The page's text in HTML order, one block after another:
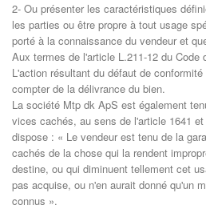
2- Ou présenter les caractéristiques
les parties ou être propre à tout usage
porté à la connaissance du vendeur et
Aux termes de l'article L.211-12 du Code
L'action résultant du défaut de
compter de la délivrance du bien.
La société Mtp dk ApS est également
vices cachés, au sens de l'article 1641
dispose : « Le vendeur est tenu de la
cachés de la chose qui la rendent
destine, ou qui diminuent tellement cet
pas acquise, ou n'en aurait donné qu'un
connus ».